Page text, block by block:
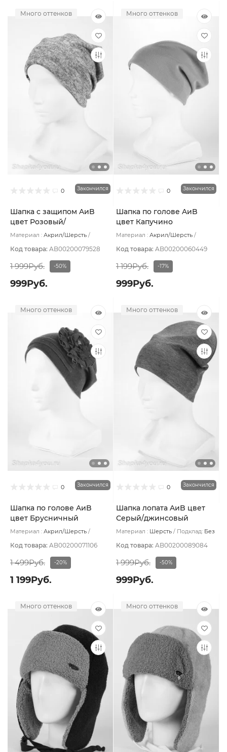
Много оттенков
0 Закончился
Шапка с защипом AиB
цвет Розовый/
коричневый
Материал : Акрил/Шерсть
Код товара: AB00200079528
1 999Руб. -50%
999Руб.
Много оттенков
0 Закончился
Шапка по голове AиB
цвет Капучино
Материал : Акрил/Шерсть
Код товара: AB00200060449
1 199Руб. -17%
999Руб.
Много оттенков
0 Закончился
Шапка по голове AиB
цвет Брусничный
Материал : Акрил/Шерсть
Код товара: AB00200071106
1 499Руб. -20%
1 199Руб.
Много оттенков
0 Закончился
Шапка лопата AиB цвет
Серый/джинсовый
Материал : Шерсть Подклад: Без
Код товара: AB00200089084
1 999Руб. -50%
999Руб.
Много оттенков Много оттенков